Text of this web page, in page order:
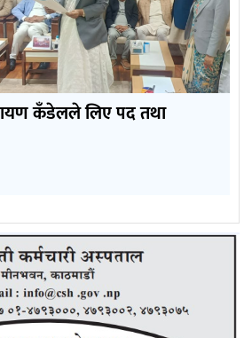
कँडेलले लिए पद तथा